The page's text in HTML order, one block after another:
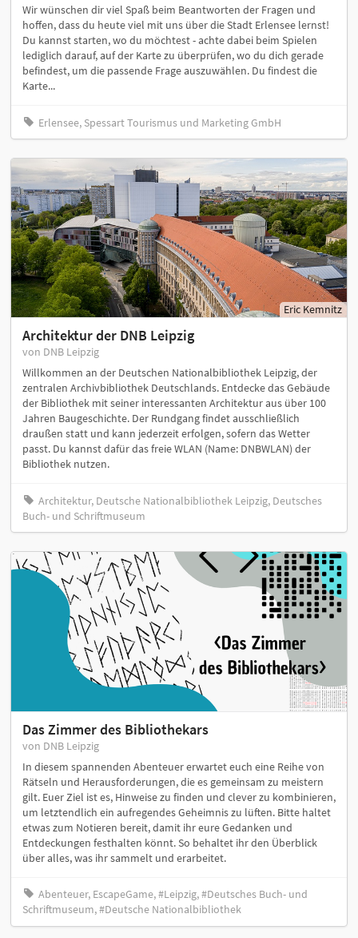
Wir wünschen dir viel Spaß beim Beantworten der Fragen und
hoffen, dass du heute viel mit uns über die Stadt Erlensee lernst!
Du kannst starten, wo du möchtest - achte dabei beim Spielen
lediglich darauf, auf der Karte zu überprüfen, wo du dich gerade
befindest, um die passende Frage auszuwählen. Du findest die
Karte...
Erlensee, Spessart Tourismus und Marketing GmbH
Eric Kemnitz
Architektur der DNB Leipzig
von DNB Leipzig
Willkommen an der Deutschen Nationalbibliothek Leipzig, der
zentralen Archivbibliothek Deutschlands. Entdecke das Gebäude
der Bibliothek mit seiner interessanten Architektur aus über 100
Jahren Baugeschichte. Der Rundgang findet ausschließlich
draußen statt und kann jederzeit erfolgen, sofern das Wetter
passt. Du kannst dafür das freie WLAN (Name: DNBWLAN) der
Bibliothek nutzen.
Architektur, Deutsche Nationalbibliothek Leipzig, Deutsches
Buch- und Schriftmuseum
Das Zimmer des Bibliothekars
von DNB Leipzig
In diesem spannenden Abenteuer erwartet euch eine Reihe von
Rätseln und Herausforderungen, die es gemeinsam zu meistern
gilt. Euer Ziel ist es, Hinweise zu finden und clever zu kombinieren,
um letztendlich ein aufregendes Geheimnis zu lüften. Bitte haltet
etwas zum Notieren bereit, damit ihr eure Gedanken und
Entdeckungen festhalten könnt. So behaltet ihr den Überblick
über alles, was ihr sammelt und erarbeitet.
Abenteuer, EscapeGame, #Leipzig, #Deutsches Buch- und
Schriftmuseum, #Deutsche Nationalbibliothek